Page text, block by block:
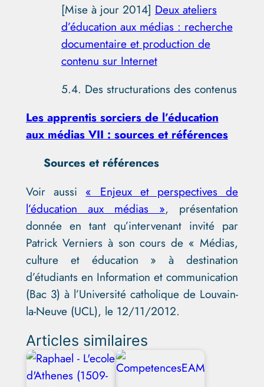
[Mise à jour 2014] Deux ateliers
d’éducation aux médias : recherche
documentaire et production de
contenu sur Internet
5.4. Des structurations des contenus
Les apprentis sorciers de l’éducation
aux médias VII : sources et références
Sources et références
Voir aussi « Enjeux et perspectives de
l’éducation aux médias », présentation
donnée en tant qu’intervenant invité par
Patrick Verniers à son cours de « Médias,
culture et éducation » à destination
d’étudiants en Information et communication
(Bac 3) à l’Université catholique de Louvain-
la-Neuve (UCL), le 12/11/2012.
Articles similaires